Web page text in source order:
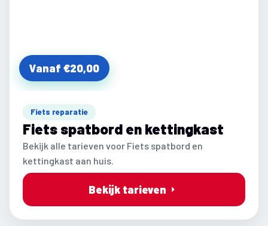
Vanaf €20,00
Fiets reparatie
Fiets spatbord en kettingkast
Bekijk alle tarieven voor Fiets spatbord en
kettingkast aan huis.
Bekijk tarieven